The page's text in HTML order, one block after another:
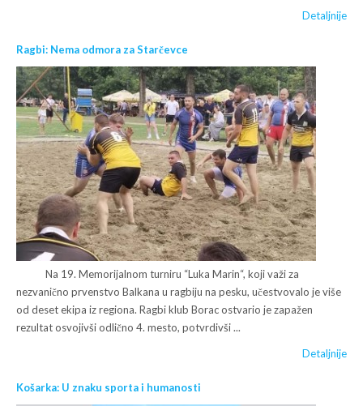
Detaljnije
Ragbi: Nema odmora za Starčevce
Na 19. Memorijalnom turniru “Luka Marin“, koji važi za
nezvanično prvenstvo Balkana u ragbiju na pesku, učestvovalo je više
od deset ekipa iz regiona. Ragbi klub Borac ostvario je zapažen
rezultat osvojivši odlično 4. mesto, potvrdivši ...
Detaljnije
Košarka: U znaku sporta i humanosti